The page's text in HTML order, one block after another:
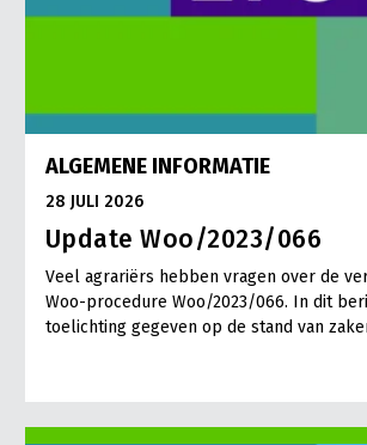
ALGEMENE INFORMATIE
28 JULI 2026
Update Woo/2023/066
Veel agrariërs hebben vragen over de
Woo-procedure Woo/2023/066. In dit
toelichting gegeven op de stand van